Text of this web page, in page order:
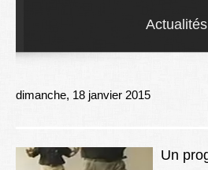
Actualités
dimanche, 18 janvier 2015
Un